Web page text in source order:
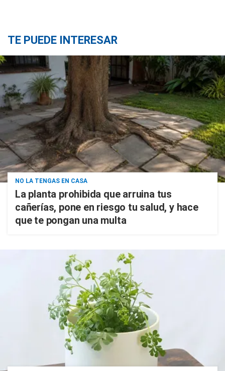
TE PUEDE INTERESAR
NO LA TENGAS EN CASA
La planta prohibida que arruina tus
cañerías, pone en riesgo tu salud, y hace
que te pongan una multa